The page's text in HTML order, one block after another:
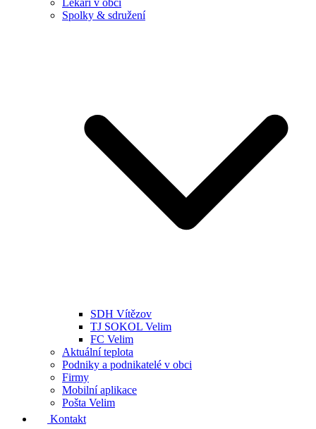
Lékaři v obci
Spolky & sdružení
SDH Vítězov
TJ SOKOL Velim
FC Velim
Aktuální teplota
Podniky a podnikatelé v obci
Firmy
Mobilní aplikace
Pošta Velim
Kontakt